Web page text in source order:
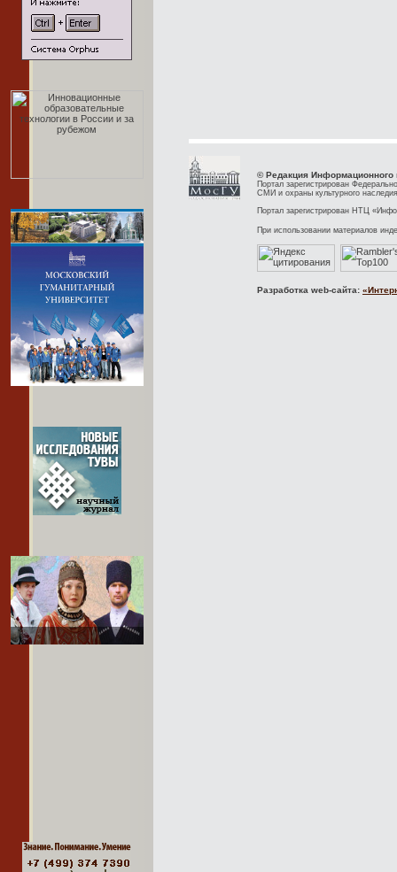
© Редакция Информационного
Портал зарегистрирован
СМИ и охраны культурного
Портал зарегистрирован НТЦ
При использовании материалов
Разработка web-сайта: